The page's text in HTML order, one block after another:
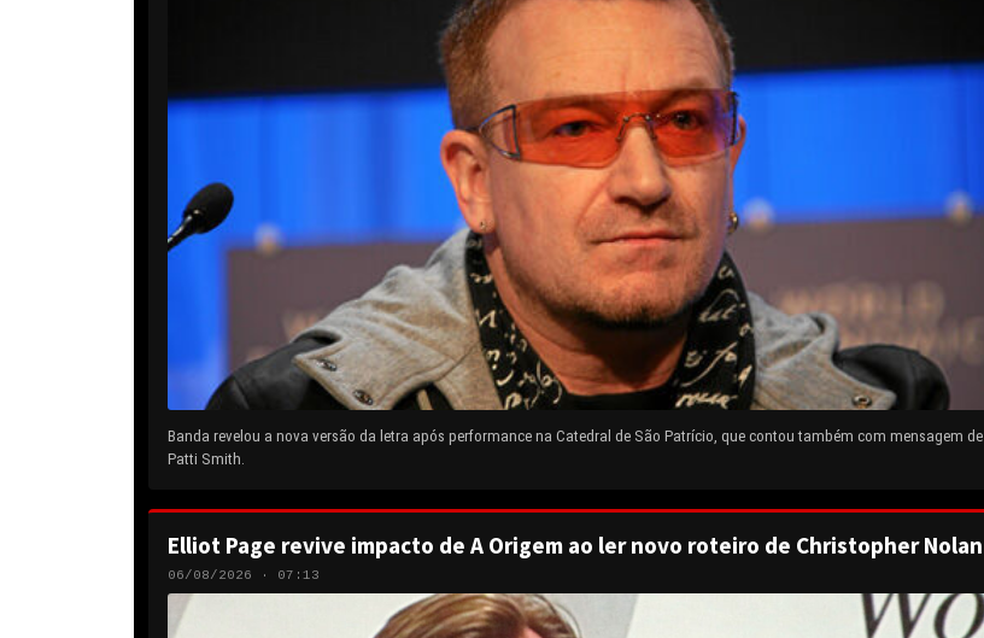
Banda revelou a nova versão da letra após performance na Catedral de São Patrício, que contou também com mensagem de
Patti Smith.
Elliot Page revive impacto de A Origem ao ler novo roteiro de Christopher Nolan
06/08/2026 · 07:13